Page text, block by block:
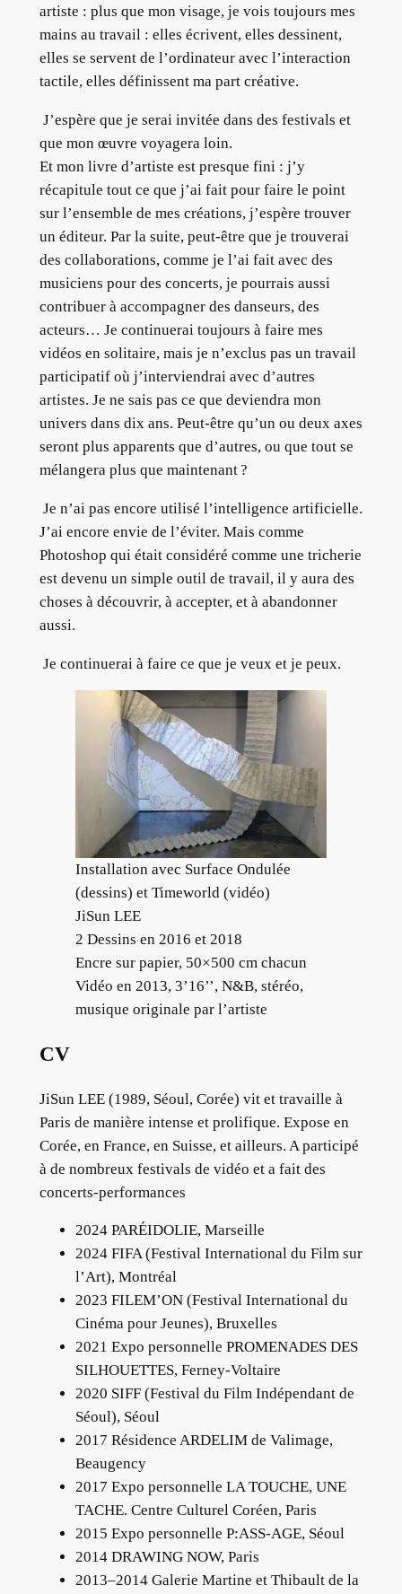
artiste : plus que mon visage, je vois toujours mes
mains au travail : elles écrivent, elles dessinent,
elles se servent de l’ordinateur avec l’interaction
tactile, elles définissent ma part créative.
J’espère que je serai invitée dans des festivals et
que mon œuvre voyagera loin.
Et mon livre d’artiste est presque fini : j’y
récapitule tout ce que j’ai fait pour faire le point
sur l’ensemble de mes créations, j’espère trouver
un éditeur. Par la suite, peut-être que je trouverai
des collaborations, comme je l’ai fait avec des
musiciens pour des concerts, je pourrais aussi
contribuer à accompagner des danseurs, des
acteurs… Je continuerai toujours à faire mes
vidéos en solitaire, mais je n’exclus pas un travail
participatif où j’interviendrai avec d’autres
artistes. Je ne sais pas ce que deviendra mon
univers dans dix ans. Peut-être qu’un ou deux axes
seront plus apparents que d’autres, ou que tout se
mélangera plus que maintenant ?
Je n’ai pas encore utilisé l’intelligence artificielle.
J’ai encore envie de l’éviter. Mais comme
Photoshop qui était considéré comme une tricherie
est devenu un simple outil de travail, il y aura des
choses à découvrir, à accepter, et à abandonner
aussi.
Je continuerai à faire ce que je veux et je peux.
Installation avec Surface Ondulée
(dessins) et Timeworld (vidéo)
JiSun LEE
2 Dessins en 2016 et 2018
Encre sur papier, 50×500 cm chacun
Vidéo en 2013, 3’16’’, N&B, stéréo,
musique originale par l’artiste
CV
JiSun LEE (1989, Séoul, Corée) vit et travaille à
Paris de manière intense et prolifique. Expose en
Corée, en France, en Suisse, et ailleurs. A participé
à de nombreux festivals de vidéo et a fait des
concerts-performances
2024 PARÉIDOLIE, Marseille
2024 FIFA (Festival International du Film sur
l’Art), Montréal
2023 FILEM’ON (Festival International du
Cinéma pour Jeunes), Bruxelles
2021 Expo personnelle PROMENADES DES
SILHOUETTES, Ferney-Voltaire
2020 SIFF (Festival du Film Indépendant de
Séoul), Séoul
2017 Résidence ARDELIM de Valimage,
Beaugency
2017 Expo personnelle LA TOUCHE, UNE
TACHE. Centre Culturel Coréen, Paris
2015 Expo personnelle P:ASS-AGE, Séoul
2014 DRAWING NOW, Paris
2013–2014 Galerie Martine et Thibault de la